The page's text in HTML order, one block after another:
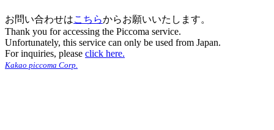
お問い合わせはこちらからお願いいたします。
Thank you for accessing the Piccoma service.
Unfortunately, this service can only be used from Japan.
For inquiries, please click here.
Kakao piccoma Corp.